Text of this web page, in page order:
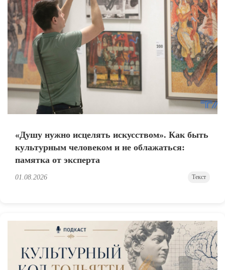
«Душу нужно исцелять искусством». Как быть
культурным человеком и не облажаться:
памятка от эксперта
01.08.2026 Текст